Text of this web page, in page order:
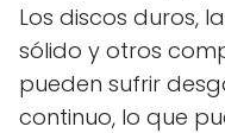
Los discos duros,
sólido y otros
pueden sufrir
continuo, lo que